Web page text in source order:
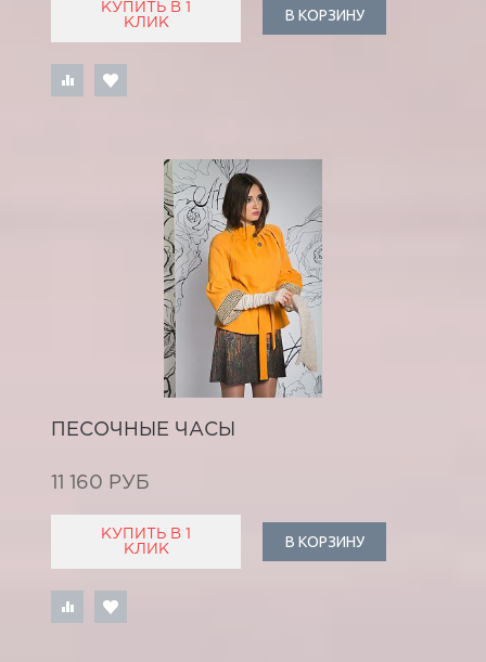
КУПИТЬ В 1
КЛИК
В КОРЗИНУ
ПЕСОЧНЫЕ ЧАСЫ
11 160 РУБ
КУПИТЬ В 1
КЛИК
В КОРЗИНУ